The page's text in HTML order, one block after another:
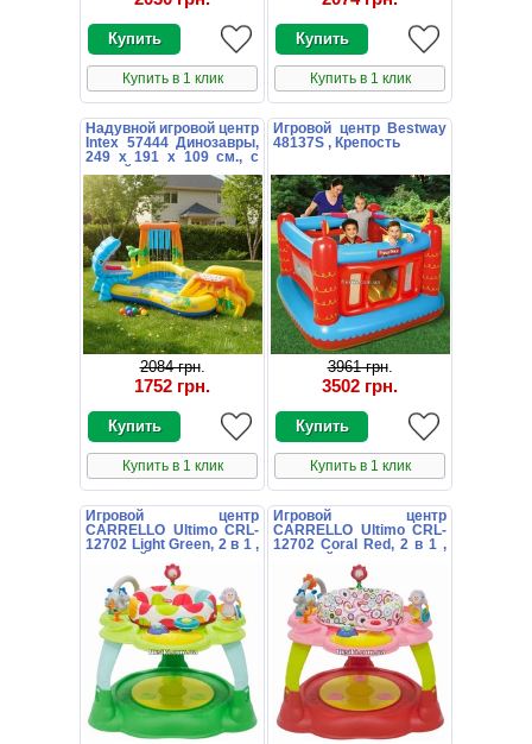
Купить в 1 клик Купить в 1 клик
Надувной игровой центр
Intex 57444 Динозавры,
249 х 191 х 109 см., с
горкой
2084 грн.
1752 грн.
Купить в 1 клик
Игровой центр Bestway
48137S , Крепость
3961 грн.
3502 грн.
Купить в 1 клик
Игровой центр
CARRELLO Ultimo CRL-
12702 Light Green, 2 в 1 ,
зеленый
Игровой центр
CARRELLO Ultimo CRL-
12702 Coral Red, 2 в 1 ,
красный